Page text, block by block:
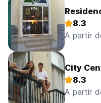
8.3
A partir
City
8.3
A partir